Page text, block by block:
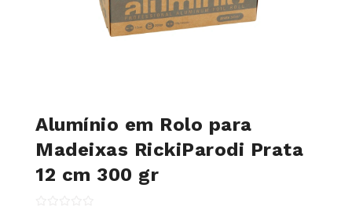
Alumínio em Rolo para
Madeixas RickiParodi Prata
12 cm 300 gr